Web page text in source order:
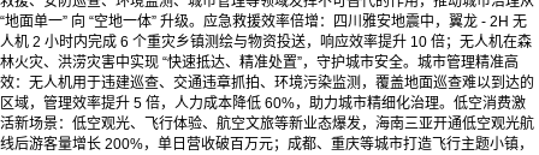
“地面单一” 向 “空地一体” 升级。应急救援效率倍增：四川雅安地震中，翼龙 - 2H 无
人机 2 小时内完成 6 个重灾乡镇测绘与物资投送，响应效率提升 10 倍；无人机在森
林火灾、洪涝灾害中实现 “快速抵达、精准处置”，守护城市安全。城市管理精准高
效：无人机用于违建巡查、交通违章抓拍、环境污染监测，覆盖地面巡查难以到达的
区域，管理效率提升 5 倍，人力成本降低 60%，助力城市精细化治理。低空消费激
活新场景：低空观光、飞行体验、航空文旅等新业态爆发，海南三亚开通低空观光航
线后游客量增长 200%，单日营收破百万元；成都、重庆等城市打造飞行主题小镇，